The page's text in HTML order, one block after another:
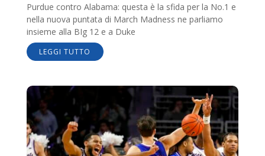
Purdue contro Alabama: questa è la sfida per la No.1 e
nella nuova puntata di March Madness ne parliamo
insieme alla BIg 12 e a Duke
LEGGI TUTTO